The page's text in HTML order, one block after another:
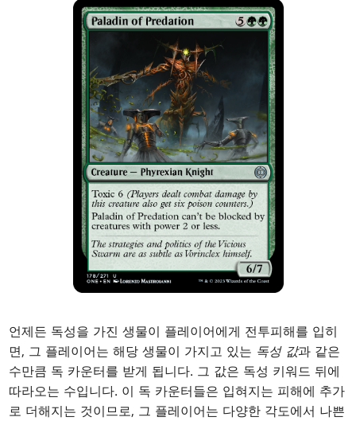
언제든 독성을 가진 생물이 플레이어에게 전투피해를 입히
면, 그 플레이어는 해당 생물이 가지고 있는 독성 값과 같은
수만큼 독 카운터를 받게 됩니다. 그 값은 독성 키워드 뒤에
따라오는 수입니다. 이 독 카운터들은 입혀지는 피해에 추가
로 더해지는 것이므로, 그 플레이어는 다양한 각도에서 나쁜